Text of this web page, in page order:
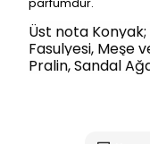
Üst nota
Fasulyesi, Meşe
Pralin, Sandal